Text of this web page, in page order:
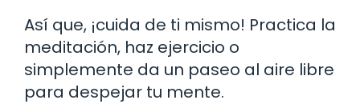
Así que, ¡cuida de ti mismo! Practica la
meditación, haz ejercicio o
simplemente da un paseo al aire libre
para despejar tu mente.